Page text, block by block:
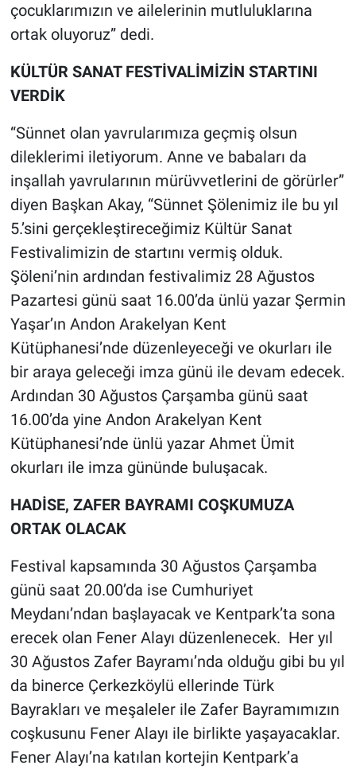
çocuklarımızın ve ailelerinin mutluluklarına
ortak oluyoruz” dedi.
KÜLTÜR SANAT FESTİVALİMİZİN STARTINI
VERDİK
“Sünnet olan yavrularımıza geçmiş olsun
dileklerimi iletiyorum. Anne ve babaları da
inşallah yavrularının mürüvvetlerini de görürler”
diyen Başkan Akay, “Sünnet Şölenimiz ile bu yıl
5.’sini gerçekleştireceğimiz Kültür Sanat
Festivalimizin de startını vermiş olduk.
Şöleni’nin ardından festivalimiz 28 Ağustos
Pazartesi günü saat 16.00’da ünlü yazar Şermin
Yaşar’ın Andon Arakelyan Kent
Kütüphanesi’nde düzenleyeceği ve okurları ile
bir araya geleceği imza günü ile devam edecek.
Ardından 30 Ağustos Çarşamba günü saat
16.00’da yine Andon Arakelyan Kent
Kütüphanesi’nde ünlü yazar Ahmet Ümit
okurları ile imza gününde buluşacak.
HADİSE, ZAFER BAYRAMI COŞKUMUZA
ORTAK OLACAK
Festival kapsamında 30 Ağustos Çarşamba
günü saat 20.00’da ise Cumhuriyet
Meydanı’ndan başlayacak ve Kentpark’ta sona
erecek olan Fener Alayı düzenlenecek. Her yıl
30 Ağustos Zafer Bayramı’nda olduğu gibi bu yıl
da binerce Çerkezköylü ellerinde Türk
Bayrakları ve meşaleler ile Zafer Bayramımızın
coşkusunu Fener Alayı ile birlikte yaşayacaklar.
Fener Alayı’na katılan kortejin Kentpark’a